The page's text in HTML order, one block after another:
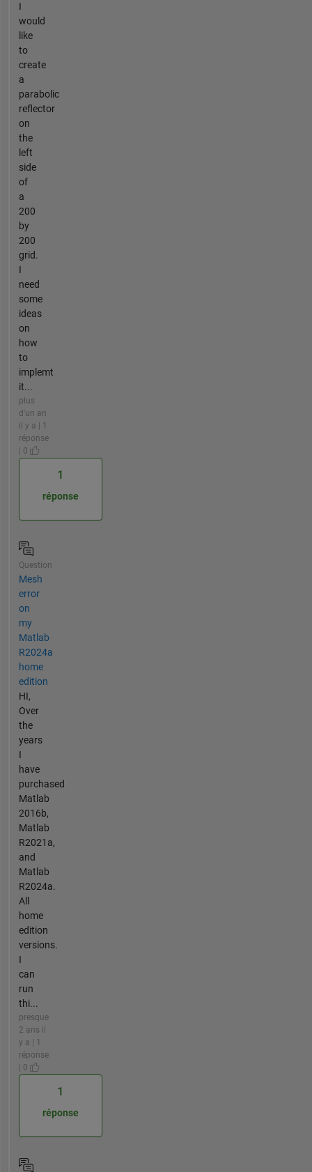
I
would
like
to
create
a
parabolic
reflector
on
the
left
side
of
a
200
by
200
grid.
I
need
some
ideas
on
how
to
implemt
it...
plus
d'un an
il y a | 1
réponse
| 0
1
réponse
Question
Mesh
error
on
my
Matlab
R2024a
home
edition
HI,
Over
the
years
I
have
purchased
Matlab
2016b,
Matlab
R2021a,
and
Matlab
R2024a.
All
home
edition
versions.
I
can
run
thi...
presque
2 ans il
y a | 1
réponse
| 0
1
réponse